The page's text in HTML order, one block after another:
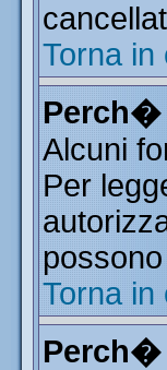
Torna in
Perch�
Alcuni
Per
Torna in
Perch�